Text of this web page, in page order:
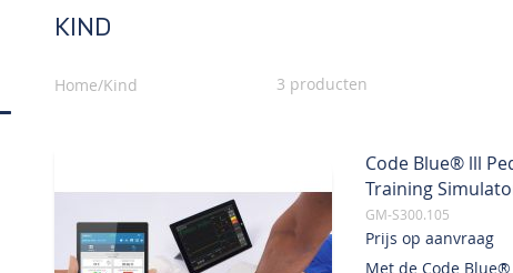
KIND
Home/Kind 3 producten
Code Blue® lll
Training
GM-S300.105
Prijs op aanvraag
Met de Code